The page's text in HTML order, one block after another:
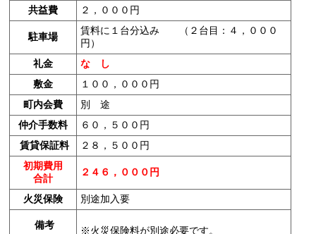
共益費 ２，０００円
駐車場
賃料に１台分込み （２台目：４，０００
円）
礼金
な し
敷金
１００，０００円
町内会費
別 途
仲介手数料
６０，５００円
賃貸保証料
２８，５００円
初期費用
合計
２４６，０００円
火災保険 別途加入要
備考
※火災保険料が別途必要です。